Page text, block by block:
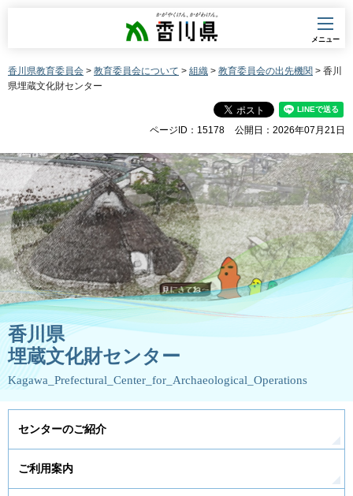
香川県
メニュー
香川県教育委員会 > 教育委員会について > 組織 > 教育委員会の出先機関 > 香川
県埋蔵文化財センター
ページID：15178 公開日：2026年07月21日
香川県
埋蔵文化財センター
Kagawa_Prefectural_Center_for_Archaeological_Operations
センターのご紹介
ご利用案内